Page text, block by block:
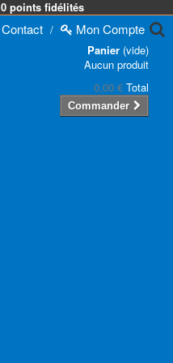
0 points fidélités
Contact / MonCompte
Panier (vide)
Aucun produit
0,00 € Total
Commander